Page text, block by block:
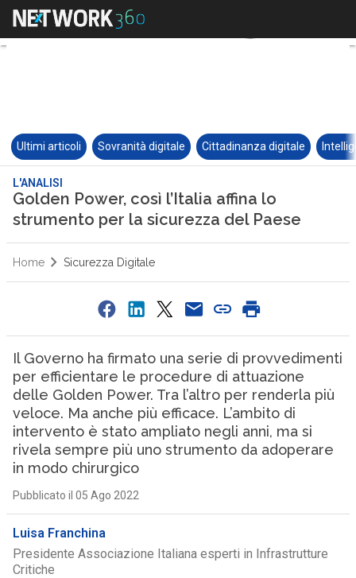
Ultimi articoli Sovranità digitale Cittadinanza digitale
L'ANALISI
Golden Power, così l’Italia affina lo
strumento per la sicurezza del Paese
Home Sicurezza Digitale
Il Governo ha firmato una serie di provvedimenti
per efficientare le procedure di attuazione
delle Golden Power. Tra l’altro per renderla più
veloce. Ma anche più efficace. L’ambito di
intervento è stato ampliato negli anni, ma si
rivela sempre più uno strumento da adoperare
in modo chirurgico
Pubblicato il 05 Ago 2022
Luisa Franchina
Presidente Associazione Italiana esperti in Infrastrutture
Critiche